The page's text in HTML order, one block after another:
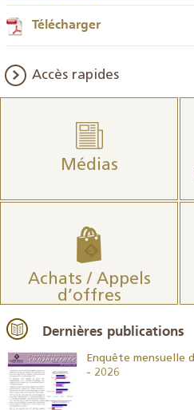
Télécharger
Accès rapides
Médias
Achats / Appels
d’offres
Dernières publications
Enquête mensuelle
- 2026